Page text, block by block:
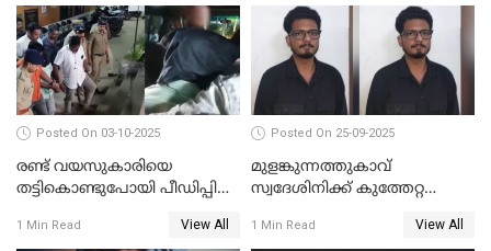
ഉദ്യോഗസ്ഥന് പരിക്കേറ്റിരുന്നു
Posted On 03-10-2025
രണ്ട് വയസുകാരിയെ
തട്ടികൊണ്ടുപോയി പീഡിപ്പിച്ച
1 Min Read View All
Posted On 25-09-2025
മുളങ്കുന്നത്തുകാവ്
സ്വദേശിനിക്ക് കുത്തേറ്റ
ജോസഫ് പിടിയില്‍
1 Min Read View All